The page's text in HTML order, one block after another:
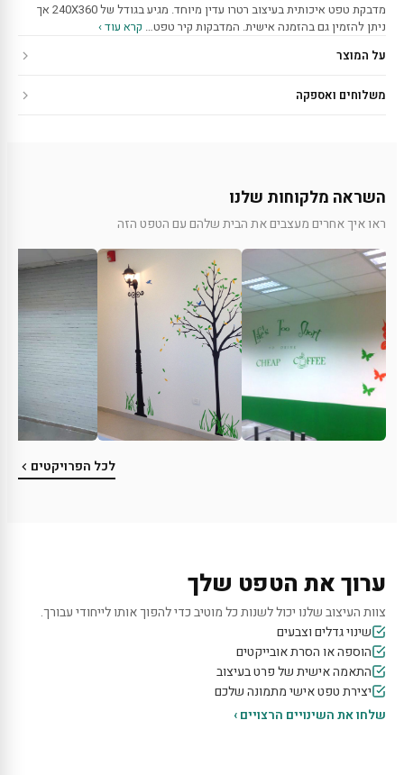
מדבקת טפט איכותית בעיצוב רטרו עדין מיוחד. מגיע בגודל של 240X360 אך
ניתן להזמין גם בהזמנה אישית. המדבקות קיר טפט… קרא עוד ›
על המוצר
משלוחים ואספקה
השראה מלקוחות שלנו
ראו איך אחרים מעצבים את הבית שלהם עם הטפט הזה
לכל הפרויקטים
ערוך את הטפט שלך
צוות העיצוב שלנו יכול לשנות כל מוטיב כדי להפוך אותו לייחודי עבורך.
שינוי גדלים וצבעים
הוספה או הסרת אובייקטים
התאמה אישית של פרט בעיצוב
יצירת טפט אישי מתמונה שלכם
שלחו את השינויים הרצויים ›